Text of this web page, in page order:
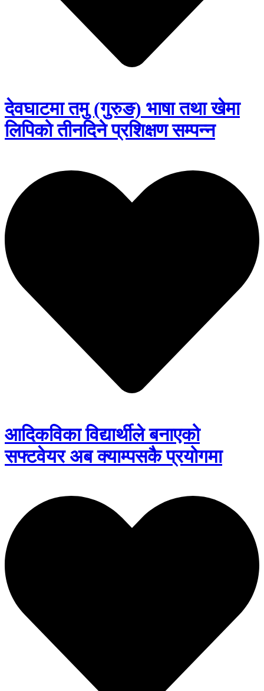
देवघाटमा तमु (गुरुङ) भाषा तथा खेमा
लिपिको तीनदिने प्रशिक्षण सम्पन्न
आदिकविका विद्यार्थीले बनाएको
सफ्टवेयर अब क्याम्पसकै प्रयोगमा